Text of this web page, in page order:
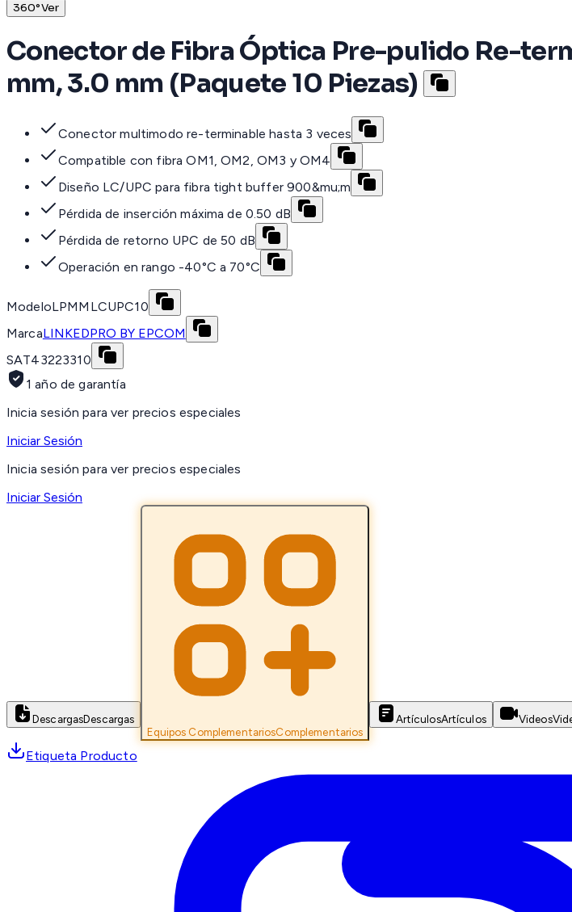
360°Ver
Conector de Fibra Óptica Pre-pulido Re-
mm, 3.0 mm (Paquete 10 Piezas)
Conector multimodo re-terminable hasta 3 veces
Compatible con fibra OM1, OM2, OM3 y OM4
Diseño LC/UPC para fibra tight buffer 900&mu;m
Pérdida de inserción máxima de 0.50 dB
Pérdida de retorno UPC de 50 dB
Operación en rango -40°C a 70°C
ModeloLPMMLCUPC10
MarcaLINKEDPRO BY EPCOM
SAT43223310
1 año de garantía
Inicia sesión para ver precios especiales
Iniciar Sesión
Inicia sesión para ver precios especiales
Iniciar Sesión
DescargasDescargas
Equipos ComplementariosComplementarios
ArtículosArtículos Videos
Etiqueta Producto